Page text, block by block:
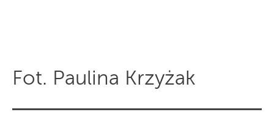
Fot. Paulina Krzyżak